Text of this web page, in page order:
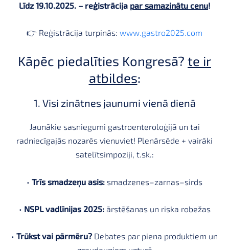
Līdz 19.10.2025. – reģistrācija par samazinātu cenu!
👉 Reģistrācija turpinās: www.gastro2025.com
Kāpēc piedalīties Kongresā? te ir
atbildes:
1. Visi zinātnes jaunumi vienā dienā
Jaunākie sasniegumi gastroenteroloģijā un tai
radniecīgajās nozarēs vienuviet! Plenārsēde + vairāki
satelītsimpoziji, t.sk.:
• Trīs smadzeņu asis: smadzenes–zarnas–sirds
• NSPL vadlīnijas 2025:ārstēšanas un riska robežas
• Trūkst vai pārmēru? Debates par piena produktiem un